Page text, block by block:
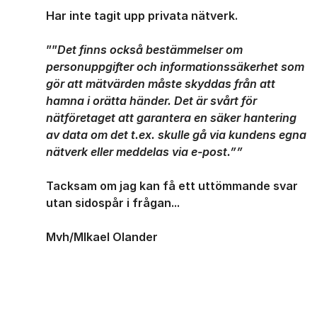
Har inte tagit upp privata nätverk.
””Det finns också bestämmelser om
personuppgifter och informationssäkerhet som
gör att mätvärden måste skyddas från att
hamna i orätta händer. Det är svårt för
nätföretaget att garantera en säker hantering
av data om det t.ex. skulle gå via kundens egna
nätverk eller meddelas via e-post.””
Tacksam om jag kan få ett uttömmande svar
utan sidospår i frågan...
Mvh/MIkael Olander